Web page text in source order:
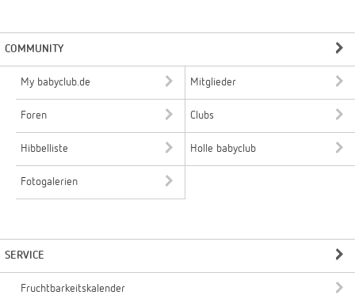
COMMUNITY
My babyclub.de Mitglieder
Foren Clubs
Hibbelliste Holle babyclub
Fotogalerien
SERVICE
Fruchtbarkeitskalender